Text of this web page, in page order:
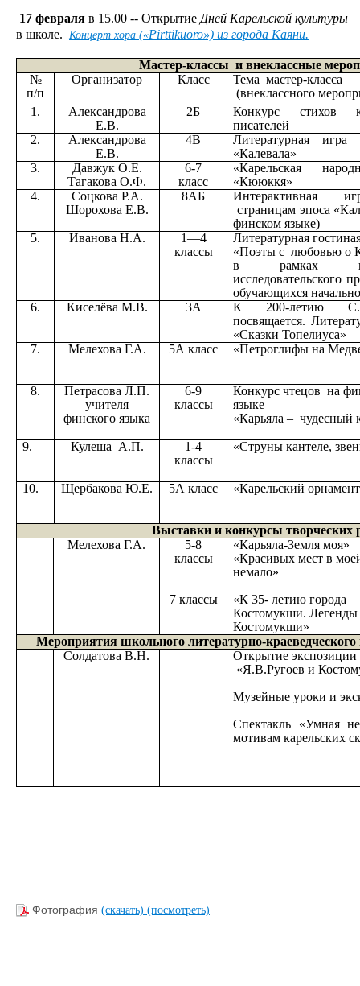
17 февраля в 15.00 -- Открытие Дней Карельской культуры
в школе. Концерт хора («Pirttikuoro») из города Каяни.
Мастер-классы и внеклассные
№
п/п
Организатор Класс
Тема мастер-класса
(внеклассного
1.
Александрова
Е.В.
2Б
Конкурс стихов
писателей
2.
Александрова
Е.В.
4В
Литературная
«Калевала»
3.
Давжук О.Е.
Тагакова О.Ф.
6-7
класс
«Карельская
«Кююккя»
4.
Соцкова Р.А.
Шорохова Е.В.
8АБ
Интерактивная
страницам эпоса
финском языке)
5.
Иванова Н.А.
1—4
классы
Литературная
«Поэты с любовью о
в рамках
исследовательского
обучающихся
6.
Киселёва М.В. 3А
К 200-летию
посвящается.
«Сказки Топелиуса»
7.
Мелехова Г.А. 5А класс «Петроглифы на
8.
Петрасова Л.П.
учителя
финского языка
6-9
классы
Конкурс чтецов на
языке
«Карьяла – чудесный
9. Кулеша А.П.
1-4
классы
«Струны кантеле,
10. Щербакова Ю.Е. 5А класс «Карельский
Выставки и конкурсы творческих
Мелехова Г.А.
5-8
классы
7 классы
«Карьяла-Земля моя»
«Красивых мест в
немало»
«К 35- летию города
Костомукши. Легенды
Костомукши»
Мероприятия школьного литературно-
Солдатова В.Н.
Открытие экспозиции
«Я.В.Ругоев и
Музейные уроки и
Спектакль «Умная
мотивам карельских
Фотография (скачать) (посмотреть)